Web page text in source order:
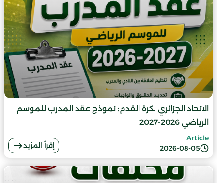
الاتحاد الجزائري لكرة القدم: نموذج عقد المدرب للموسم
الرياضي 2026-2027
2026-08-05
Article
إقرأ المزيد